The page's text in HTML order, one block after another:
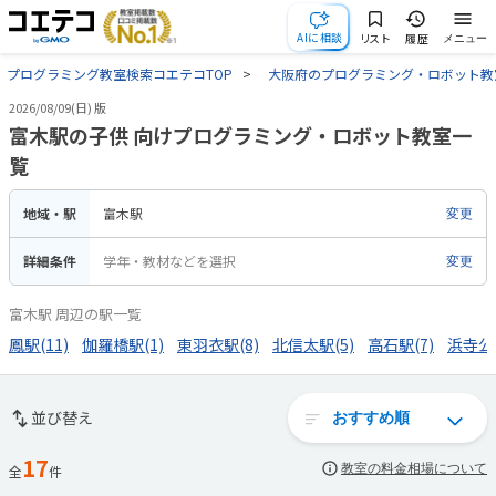
AIに相談 リスト 履歴 メニュー
プログラミング教室検索コエテコTOP 大阪府のプログラミング・ロボット
2026/08/09(日) 版
富木駅の子供 向けプログラミング・ロボット教室一
覧
地域・駅 富木駅 変更
詳細条件 学年・教材などを選択 変更
富木駅 周辺の駅一覧
鳳駅(11) 伽羅橋駅(1) 東羽衣駅(8) 北信太駅(5) 高石駅(7) 浜寺
並び替え
全17件 教室の料金相場について